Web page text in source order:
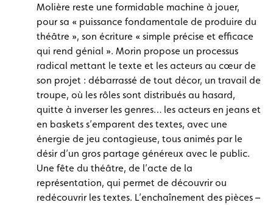
Molière reste une formidable machine à jouer,
pour sa « puissance fondamentale de produire du
théâtre », son écriture « simple précise et efficace
qui rend génial ». Morin propose un processus
radical mettant le texte et les acteurs au cœur de
son projet : débarrassé de tout décor, un travail de
troupe, où les rôles sont distribués au hasard,
quitte à inverser les genres… les acteurs en jeans et
en baskets s’emparent des textes, avec une
énergie de jeu contagieuse, tous animés par le
désir d’un gros partage généreux avec le public.
Une fête du théâtre, de l’acte de la
représentation, qui permet de découvrir ou
redécouvrir les textes. L’enchaînement des pièces –